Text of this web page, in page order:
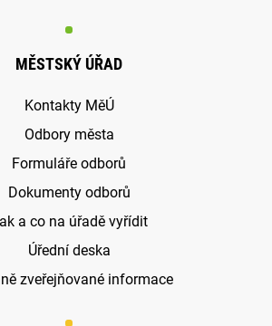
MĚSTSKÝ ÚŘAD
Kontakty MěÚ
Odbory města
Formuláře odborů
Dokumenty odborů
a co na úřadě vyřídit
Úřední deska
zveřejňované informace